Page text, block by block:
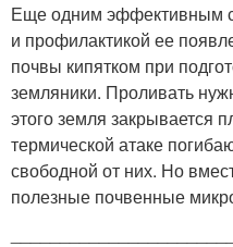
Еще одним эффективным
и профилактикой ее
почвы кипятком при
земляники. Проливать
этого земля закрывается
термической атаке
свободной от них. Но
полезные почвенные